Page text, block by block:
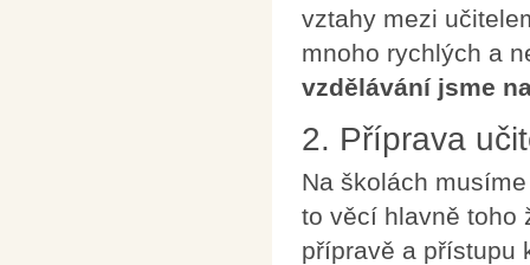
vztahy mezi
mnoho rychlých a
vzdělávání jsme
2. Příprava
Na školách
to věcí hlavně toho
přípravě a přístupu